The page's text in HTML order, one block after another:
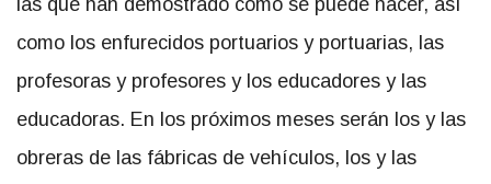
las que han demostrado cómo se puede hacer, así
como los enfurecidos portuarios y portuarias, las
profesoras y profesores y los educadores y las
educadoras. En los próximos meses serán los y las
obreras de las fábricas de vehículos, los y las